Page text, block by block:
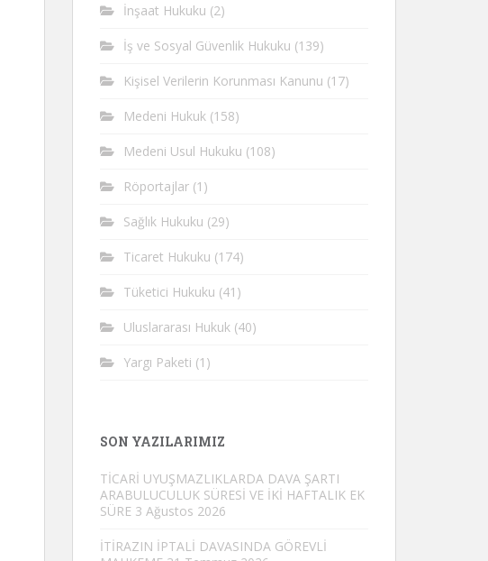
İnşaat Hukuku (2)
İş ve Sosyal Güvenlik Hukuku (139)
Kişisel Verilerin Korunması Kanunu (17)
Medeni Hukuk (158)
Medeni Usul Hukuku (108)
Röportajlar (1)
Sağlık Hukuku (29)
Ticaret Hukuku (174)
Tüketici Hukuku (41)
Uluslararası Hukuk (40)
Yargı Paketi (1)
SON YAZILARIMIZ
TİCARİ UYUŞMAZLIKLARDA DAVA ŞARTI
ARABULUCULUK SÜRESİ VE İKİ HAFTALIK EK
SÜRE 3 Ağustos 2026
İTİRAZIN İPTALİ DAVASINDA GÖREVLİ